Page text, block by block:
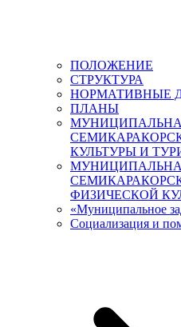
ПОЛОЖЕНИЕ
СТРУКТУРА
НОРМАТИВНЫЕ
ПЛАНЫ
КУЛЬТУРЫ И
ФИЗИЧЕСКОЙ
«Муниципальное
Социализация и